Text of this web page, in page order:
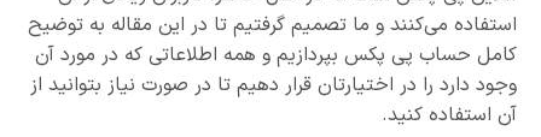
استفاده می‌کنند و ما تصمیم گرفتیم تا در این مقاله به توضیح
کامل حساب پی پکس بپردازیم و همه اطلاعاتی که در مورد آن
وجود دارد را در اختیارتان قرار دهیم تا در صورت نیاز بتوانید از
آن استفاده کنید.